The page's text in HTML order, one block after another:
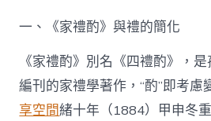
一、《家禮酌》與禮的簡化
《家禮酌》別名《四禮酌》，
編刊的家禮學著作，“酌”即考慮
享空間緒十年（1884）甲申冬